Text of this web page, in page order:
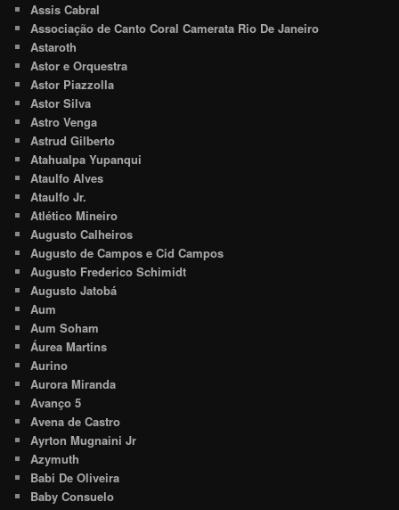
Assis Cabral
Associação de Canto Coral Camerata Rio De Janeiro
Astaroth
Astor e Orquestra
Astor Piazzolla
Astor Silva
Astro Venga
Astrud Gilberto
Atahualpa Yupanqui
Ataulfo Alves
Ataulfo Jr.
Atlético Mineiro
Augusto Calheiros
Augusto de Campos e Cid Campos
Augusto Frederico Schimidt
Augusto Jatobá
Aum
Aum Soham
Áurea Martins
Aurino
Aurora Miranda
Avanço 5
Avena de Castro
Ayrton Mugnaini Jr
Azymuth
Babi De Oliveira
Baby Consuelo